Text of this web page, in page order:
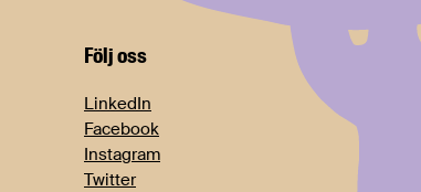
Följ oss
LinkedIn
Facebook
Instagram
Twitter